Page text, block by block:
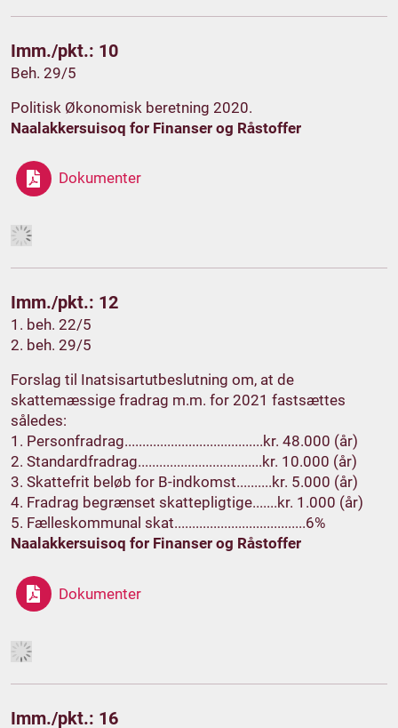
Imm./pkt.: 10
Beh. 29/5
Politisk Økonomisk beretning 2020.
Naalakkersuisoq for Finanser og Råstoffer
Dokumenter
Imm./pkt.: 12
1. beh. 22/5
2. beh. 29/5
Forslag til Inatsisartutbeslutning om, at de
skattemæssige fradrag m.m. for 2021 fastsættes
således:
1. Personfradrag.......................................kr. 48.000 (år)
2. Standardfradrag...................................kr. 10.000 (år)
3. Skattefrit beløb for B-indkomst..........kr. 5.000 (år)
4. Fradrag begrænset skattepligtige.......kr. 1.000 (år)
5. Fælleskommunal skat.....................................6%
Naalakkersuisoq for Finanser og Råstoffer
Dokumenter
Imm./pkt.: 16